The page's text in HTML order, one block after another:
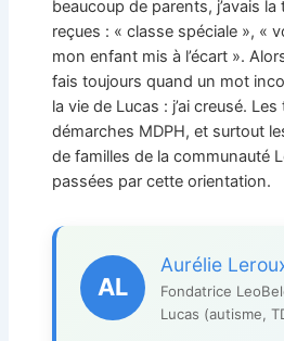
beaucoup de parents, j’avais la
reçues : « classe spéciale », «
mon enfant mis à l’écart ».
fais toujours quand un mot
la vie de Lucas : j’ai creusé.
démarches MDPH, et surtout
de familles de la communauté
passées par cette orientation.
AL
Aurélie
Fondatrice
Lucas (autisme,